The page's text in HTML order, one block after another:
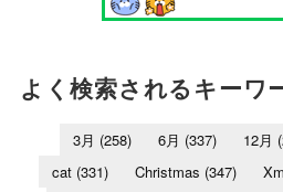
よく検索されるキーワ
3月 (258) 6月 (337) 12月
cat (331) Christmas (347)